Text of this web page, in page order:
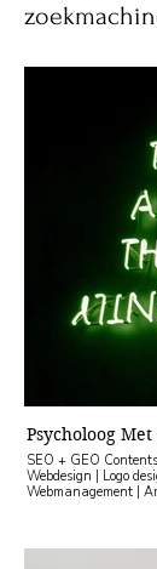
Psycholoog
SEO + GEO
Webdesign | Logo
Webmanagement |